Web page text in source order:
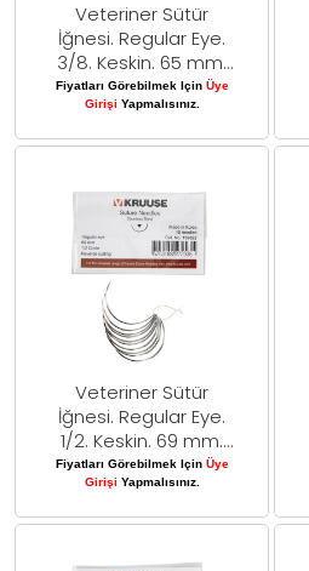
Veteriner Sütür
İğnesi. Regular Eye.
3/8. Keskin. 65 mm.
10/pk
Fiyatları Görebilmek Için Üye
Girişi Yapmalısınız.
Veteriner Sütür
İğnesi. Regular Eye.
1/2. Keskin. 69 mm.
10/pk
Fiyatları Görebilmek Için Üye
Girişi Yapmalısınız.